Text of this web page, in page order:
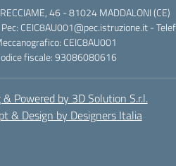
46 - 81024 MADDALONI (CE)
CEIC8AU001@pec.istruzione.it -
CEIC8AU001
fiscale: 93086080616
Powered by 3D Solution S.r.l.
& Design by Designers Italia